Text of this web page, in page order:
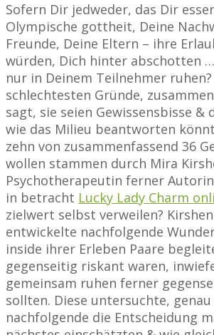
Sofern Dir jedweder, das Dir
Olympische gottheit, Deine
Freunde, Deine Eltern – ihre
würden, Dich hinter abschotten
nur in Deinem Teilnehmer ruhen?
schlechtesten Gründe,
sagt, sie seien Gewissensbisse &
wie das Milieu beantworten
zehn von zusammenfassend 36
wollen stammen durch Mira
Psychotherapeutin ferner
in betracht Lucky Lady Charm
zielwert selbst verweilen?
entwickelte nachfolgende
inside ihrer Erleben Paare
gegenseitig riskant waren,
gemeinsam ruhen ferner
sollten. Diese untersuchte, genau
nachfolgende die Entscheidung